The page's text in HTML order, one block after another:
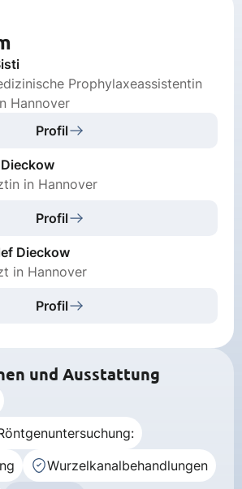
Prophylaxeassistentin
Hannover
Profil
in Hannover
Profil
Dieckow
in Hannover
Profil
und Ausstattung
Wurzelkanalbehandlungen